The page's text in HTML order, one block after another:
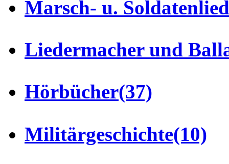
Marsch- u.
Liedermacher und
Hörbücher(37)
Militärgeschichte(10)